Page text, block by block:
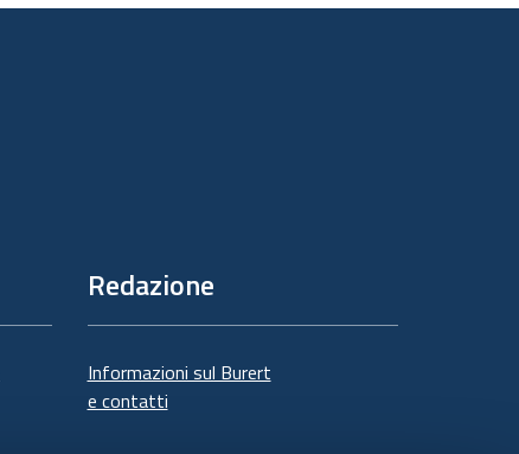
documento
Redazione
Informazioni sul Burert
e contatti